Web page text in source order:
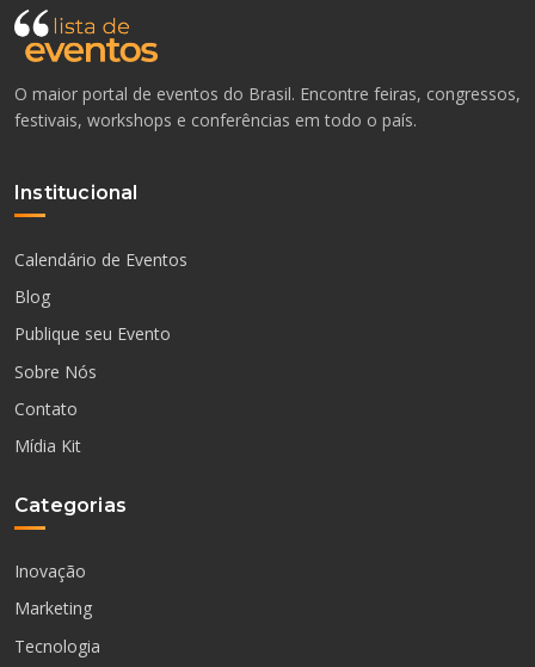
O maior portal de eventos do Brasil. Encontre feiras, congressos,
festivais, workshops e conferências em todo o país.
Institucional
Calendário de Eventos
Blog
Publique seu Evento
Sobre Nós
Contato
Mídia Kit
Categorias
Inovação
Marketing
Tecnologia